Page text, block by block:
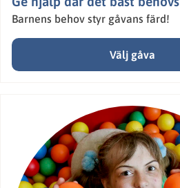
Barnens behov styr gåvans färd!
Välj gåva